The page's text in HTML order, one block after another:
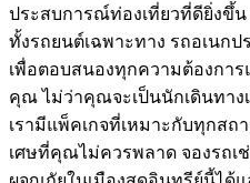
ประสบการณ์ท่องเที่ยวที่ดียิ่งขึ้
ทั้งรถยนต์เฉพาะทาง รถอเนก
เพื่อตอบสนองทุกความต้องกา
คุณ ไม่ว่าคุณจะเป็นนักเดินทาง
เรามีแพ็คเกจที่เหมาะกับทุกส
เศษที่คุณไม่ควรพลาด จองรถเช่